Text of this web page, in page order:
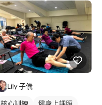
Lily 子儀
核心訓練
健身上課照